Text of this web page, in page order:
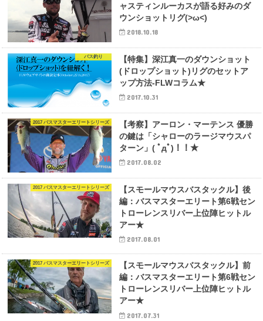
ャスティンルーカスが語る好みのダ
ウンショットリグ(>ω<)
2018.10.18
バス釣り
【特集】深江真一のダウンショット
(ドロップショット)リグのセットア
ップ方法-FLWコラム★
2017.10.31
2017 バスマスターエリートシリーズ
【考察】アーロン・マーテンス 優勝
の鍵は「シャローのラージマウスパ
ターン」( ﾟдﾟ)！！★
2017.08.02
2017 バスマスターエリートシリーズ
【スモールマウスバスタックル】後
編：バスマスターエリート第6戦セン
トローレンスリバー上位陣ヒットル
アー★
2017.08.01
2017 バスマスターエリートシリーズ
【スモールマウスバスタックル】前
編：バスマスターエリート第6戦セン
トローレンスリバー上位陣ヒットル
アー★
2017.07.31